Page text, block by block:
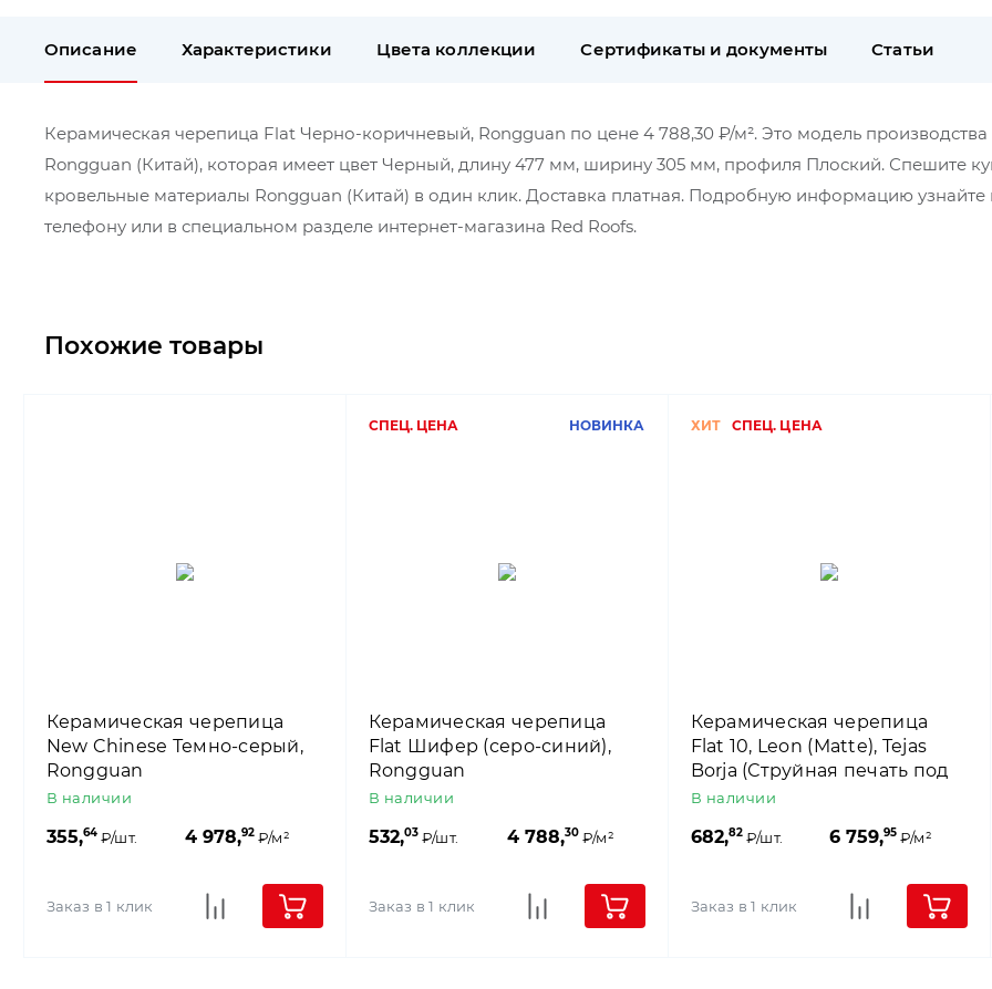
Описание Характеристики Цвета коллекции Сертификаты и документы Статьи
Керамическая черепица Flat Черно-коричневый, Rongguan по цене 4 788,30 ₽/м². Это модель производства
Rongguan (Китай), которая имеет цвет Черный, длину 477 мм, ширину 305 мм, профиля Плоский. Спешите
кровельные материалы Rongguan (Китай) в один клик. Доставка платная. Подробную информацию узнайте
телефону или в специальном разделе интернет-магазина Red Roofs.
Похожие товары
Керамическая черепица
New Chinese Темно-серый,
Rongguan
В наличии
355,64₽/шт. 4 978,92₽/м²
Заказ в 1 клик
СПЕЦ. ЦЕНА НОВИНКА
Керамическая черепица
Flat Шифер (серо-синий),
Rongguan
В наличии
532,03₽/шт. 4 788,30₽/м²
Заказ в 1 клик
ХИТ СПЕЦ. ЦЕНА
Керамическая черепица
Flat 10, Leon (Matte), Tejas
Borja (Струйная печать под
сланец)
В наличии
682,82₽/шт. 6 759,95₽/м²
Заказ в 1 клик